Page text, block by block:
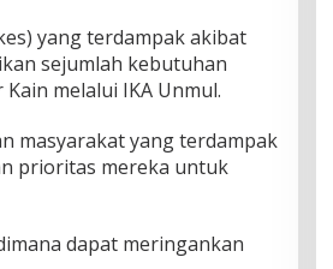
yang terdampak akibat
sejumlah kebutuhan
melalui IKA Unmul.
masyarakat yang terdampak
prioritas mereka untuk
dapat meringankan